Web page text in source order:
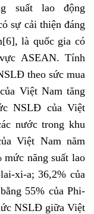
suất lao động
sự cải thiện đáng
[6], là quốc gia có
ASEAN. Tính
theo sức mua
Việt Nam tăng
NSLĐ của Việt
nước trong khu
Việt Nam năm
năng suất lao
xi-a; 36,2% của
55% của Phi-
NSLĐ giữa Việt